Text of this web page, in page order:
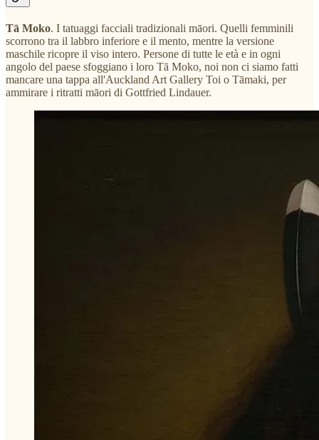
Tā Moko. I tatuaggi facciali tradizionali māori. Quelli femminili
scorrono tra il labbro inferiore e il mento, mentre la versione
maschile ricopre il viso intero. Persone di tutte le età e in ogni
angolo del paese sfoggiano i loro Tā Moko, noi non ci siamo fatti
mancare una tappa all'Auckland Art Gallery Toi o Tāmaki, per
ammirare i ritratti māori di Gottfried Lindauer.